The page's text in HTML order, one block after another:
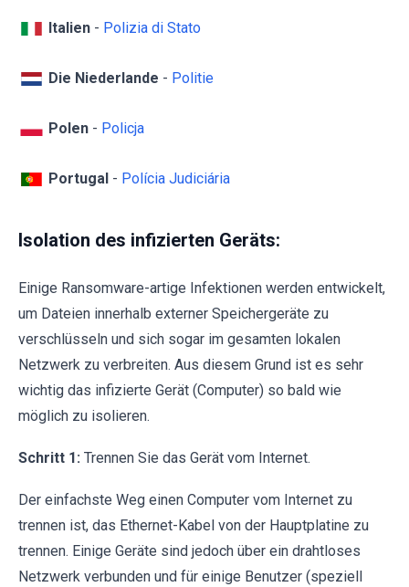
Italien - Polizia di Stato
Die Niederlande - Politie
Polen - Policja
Portugal - Polícia Judiciária
Isolation des infizierten Geräts:
Einige Ransomware-artige Infektionen werden entwickelt,
um Dateien innerhalb externer Speichergeräte zu
verschlüsseln und sich sogar im gesamten lokalen
Netzwerk zu verbreiten. Aus diesem Grund ist es sehr
wichtig das infizierte Gerät (Computer) so bald wie
möglich zu isolieren.
Schritt 1: Trennen Sie das Gerät vom Internet.
Der einfachste Weg einen Computer vom Internet zu
trennen ist, das Ethernet-Kabel von der Hauptplatine zu
trennen. Einige Geräte sind jedoch über ein drahtloses
Netzwerk verbunden und für einige Benutzer (speziell